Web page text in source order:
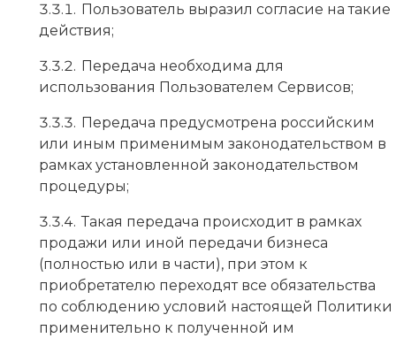
Пользователь выразил согласие на такие
действия;
Передача необходима для
использования Пользователем Сервисов;
Передача предусмотрена российским
или иным применимым законодательством в
рамках установленной законодательством
процедуры;
Такая передача происходит в рамках
продажи или иной передачи бизнеса
(полностью или в части), при этом к
приобретателю переходят все обязательства
по соблюдению условий настоящей Политики
применительно к полученной им